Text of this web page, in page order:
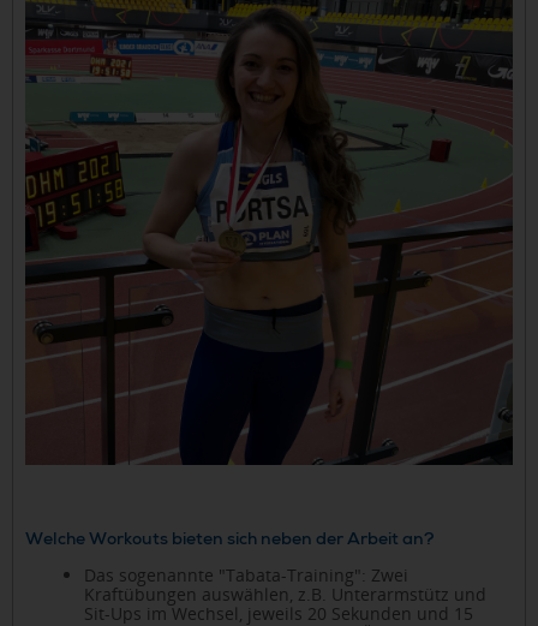
Welche Workouts bieten sich neben der Arbeit an?
Das sogenannte "Tabata-Training": Zwei
Kraftübungen auswählen, z.B. Unterarmstütz und
Sit-Ups im Wechsel, jeweils 20 Sekunden und 15